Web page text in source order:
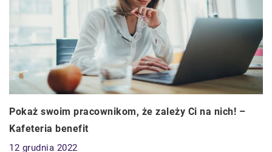
Pokaż swoim pracownikom, że zależy Ci na nich! –
Kafeteria benefit
12 grudnia 2022